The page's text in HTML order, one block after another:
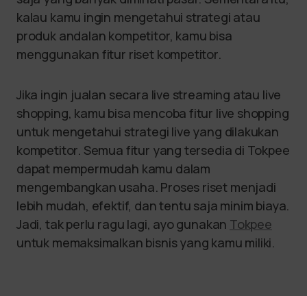
kalau kamu ingin mengetahui strategi atau
produk andalan kompetitor, kamu bisa
menggunakan fitur riset kompetitor.
Jika ingin jualan secara live streaming atau live
shopping, kamu bisa mencoba fitur live shopping
untuk mengetahui strategi live yang dilakukan
kompetitor. Semua fitur yang tersedia di Tokpee
dapat mempermudah kamu dalam
mengembangkan usaha. Proses riset menjadi
lebih mudah, efektif, dan tentu saja minim biaya.
Jadi, tak perlu ragu lagi, ayo gunakan Tokpee
untuk memaksimalkan bisnis yang kamu miliki.